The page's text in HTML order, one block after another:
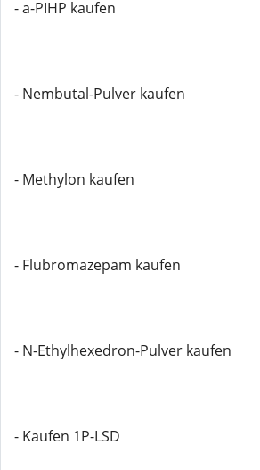
- a-PIHP kaufen
- Nembutal-Pulver kaufen
- Methylon kaufen
- Flubromazepam kaufen
- N-Ethylhexedron-Pulver kaufen
- Kaufen 1P-LSD